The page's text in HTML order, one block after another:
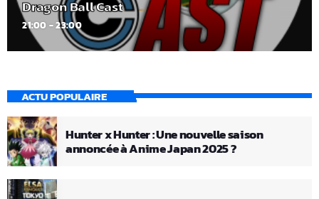
Dragon Ball Cast
21:00 - 23:00
ACTU POPULAIRE
Hunter x Hunter : Une nouvelle saison
annoncée à Anime Japan 2025 ?